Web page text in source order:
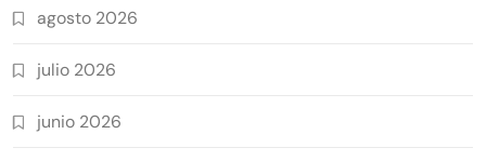
agosto 2026
julio 2026
junio 2026